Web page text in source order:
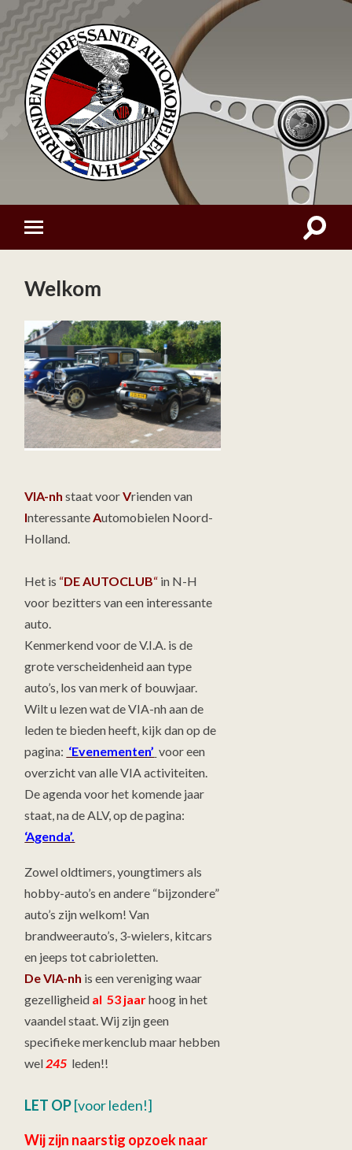
Welkom
VIA-nh staat voorVrienden van
InteressanteAutomobielen Noord-
Holland.
Het is “DE AUTOCLUB“ in N-H
voor bezitters van een interessante
auto.
Kenmerkend voor de V.I.A. is de
grote verscheidenheid aan type
auto’s, los van merk of bouwjaar.
Wilt u lezen wat de VIA-nh aan de
leden te bieden heeft, kijk dan op de
pagina: ‘Evenementen’ voor een
overzicht van alle VIA activiteiten.
De agenda voor het komende jaar
staat, na de ALV, op de pagina:
‘Agenda’.
Zowel oldtimers, youngtimers als
hobby-auto’s en andere “bijzondere”
auto’s zijn welkom! Van
brandweerauto’s, 3-wielers, kitcars
en jeeps tot cabrioletten.
De VIA-nh is een vereniging waar
gezelligheid al 53 jaarhoog in het
vaandel staat. Wij zijn geen
specifieke merkenclub maar hebben
wel245 leden!!
LET OP[voor leden!]
Wij zijn naarstig opzoek naar